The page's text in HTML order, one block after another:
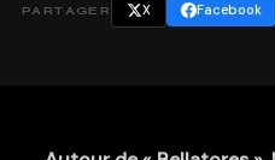
PARTAGER X Facebook